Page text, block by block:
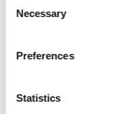
Selection
Necessary
Preferences
Statistics
Eichenstraße 57 B